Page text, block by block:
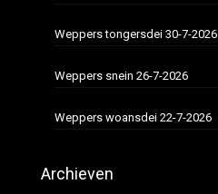
Weppers tongersdei 30-7-2026
Weppers snein 26-7-2026
Weppers woansdei 22-7-2026
Archieven